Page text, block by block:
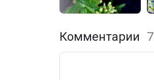
Комментарии 7